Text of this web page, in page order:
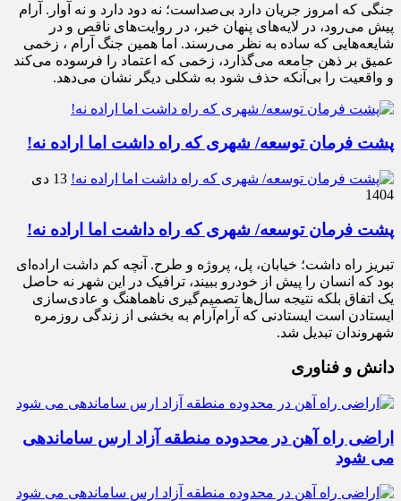
جنگی که امروز جریان دارد بی‌صداست؛ نه دود دارد و نه آوار. آرام
پیش می‌رود، در لایه‌های پنهان خبر، در روایت‌های ناقص و در
شایعه‌هایی که ساده به نظر می‌رسند. اما همین جنگ آرام ، زخمی
عمیق بر ذهن جامعه می‌گذارد، زخمی که اعتماد را فرسوده می‌کند
و واقعیت را بی‌آنکه حذف شود به شکلی دیگر نشان می‌دهد.
پشت فرمان توسعه/ شهری که راه داشت اما اراده نه!
13 دی
1404
پشت فرمان توسعه/ شهری که راه داشت اما اراده نه!
تبریز راه داشت؛ خیابان، پل، پروژه و طرح. آنچه کم داشت اراده‌ای
بود که انسان را پیش از خودرو ببیند، ترافیک در این شهر نه حاصل
یک اتفاق بلکه نتیجه سال‌ها تصمیم‌گیری ناهماهنگ و عادی‌سازی
ایستادن است ایستادنی که آرام‌آرام به بخشی از زندگی روزمره
شهروندان تبدیل شد.
دانش و فناوری
اراضی راه آهن در محدوده منطقه آزاد ارس ساماندهی
می شود